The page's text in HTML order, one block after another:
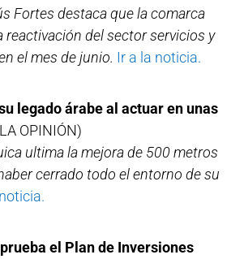
Fortes destaca que la comarca
reactivación del sector servicios y
el mes de junio. Ir a la noticia.
legado árabe al actuar en unas
OPINIÓN)
ultima la mejora de 500 metros
cerrado todo el entorno de su
el Plan de Inversiones